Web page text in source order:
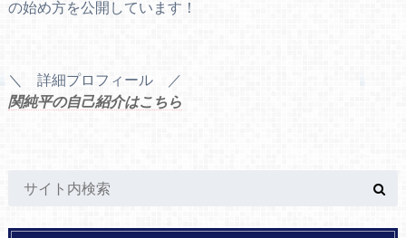
の始め方を公開しています！
＼ 詳細プロフィール ／
関純平の自己紹介はこちら